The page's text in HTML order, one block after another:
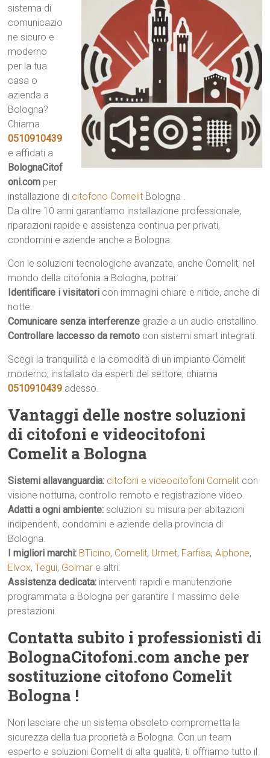
sistema di
comunicazio
ne sicuro e
moderno
per la tua
casa o
azienda a
Bologna?
Chiama
0510910439
e affidati a
BolognaCitof
oni.com per
installazione di citofono Comelit Bologna .
Da oltre 10 anni garantiamo installazione professionale,
riparazioni rapide e assistenza continua per privati,
condomini e aziende anche a Bologna.
Con le soluzioni tecnologiche avanzate, anche Comelit, nel
mondo della citofonia a Bologna, potrai:
Identificare i visitatori con immagini chiare e nitide, anche di
notte.
Comunicare senza interferenze grazie a un audio cristallino.
Controllare laccesso da remoto con sistemi smart integrati.
Scegli la tranquillità e la comodità di un impianto Comelit
moderno, installato da esperti del settore, chiama
0510910439 adesso.
Vantaggi delle nostre soluzioni
di citofoni e videocitofoni
Comelit a Bologna
Sistemi allavanguardia: citofoni e videocitofoni Comelit con
visione notturna, controllo remoto e registrazione video.
Adatti a ogni ambiente: soluzioni su misura per abitazioni
indipendenti, condomini e aziende della provincia di
Bologna.
I migliori marchi: BTicino, Comelit, Urmet, Farfisa,Aiphone,
Elvox,Tegui, Golmar e altri.
Assistenza dedicata: interventi rapidi e manutenzione
programmata a Bologna per garantire il massimo delle
prestazioni.
Contatta subito i professionisti di
BolognaCitofoni.com anche per
sostituzione citofono Comelit
Bologna !
Non lasciare che un sistema obsoleto comprometta la
sicurezza della tua proprietà a Bologna. Con un team
esperto e soluzioni Comelit di alta qualità, ti offriamo tutto il